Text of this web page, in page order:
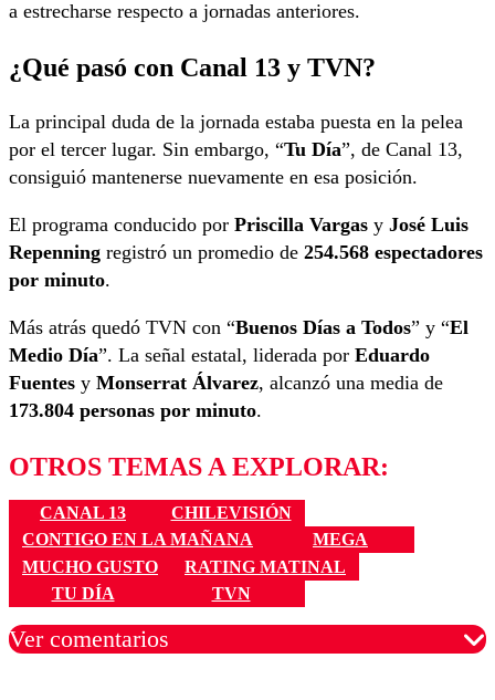
a estrecharse respecto a jornadas anteriores.
¿Qué pasó con Canal 13 y TVN?
La principal duda de la jornada estaba puesta en la pelea
por el tercer lugar. Sin embargo, “Tu Día”, de Canal 13,
consiguió mantenerse nuevamente en esa posición.
El programa conducido por Priscilla Vargas y José Luis
Repenning registró un promedio de 254.568 espectadores
por minuto.
Más atrás quedó TVN con “Buenos Días a Todos” y “El
Medio Día”. La señal estatal, liderada por Eduardo
Fuentes y Monserrat Álvarez, alcanzó una media de
173.804 personas por minuto.
OTROS TEMAS A EXPLORAR:
CANAL 13
CHILEVISIÓN
CONTIGO EN LA MAÑANA
MEGA
MUCHO GUSTO
RATING MATINAL
TU DÍA
TVN
Ver comentarios